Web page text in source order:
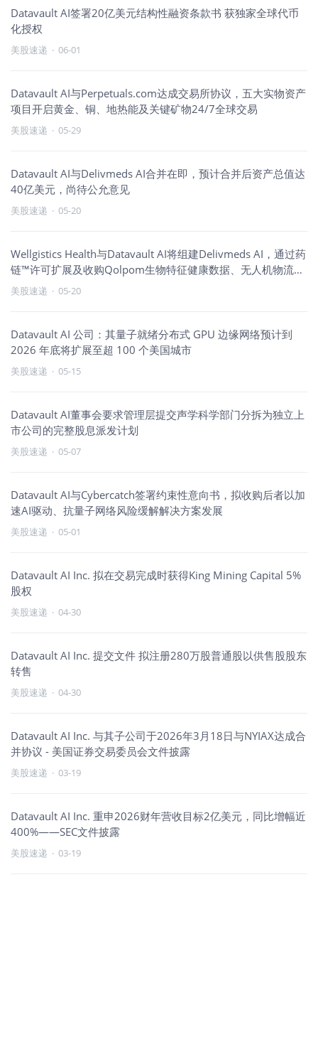
Datavault AI签署20亿美元结构性融资条款书 获独家全球代币
化授权
美股速递 · 06-01
Datavault AI与Perpetuals.com达成交易所协议，五大实物资产
项目开启黄金、铜、地热能及关键矿物24/7全球交易
美股速递 · 05-29
Datavault AI与Delivmeds AI合并在即，预计合并后资产总值达
40亿美元，尚待公允意见
美股速递 · 05-20
Wellgistics Health与Datavault AI将组建Delivmeds AI，通过药
链™许可扩展及收购Qolpom生物特征健康数据、无人机物流知
识产权与Tollo Health多数股权
美股速递 · 05-20
Datavault AI 公司：其量子就绪分布式 GPU 边缘网络预计到
2026 年底将扩展至超 100 个美国城市
美股速递 · 05-15
Datavault AI董事会要求管理层提交声学科学部门分拆为独立上
市公司的完整股息派发计划
美股速递 · 05-07
Datavault AI与Cybercatch签署约束性意向书，拟收购后者以加
速AI驱动、抗量子网络风险缓解解决方案发展
美股速递 · 05-01
Datavault AI Inc. 拟在交易完成时获得King Mining Capital 5%
股权
美股速递 · 04-30
Datavault AI Inc. 提交文件 拟注册280万股普通股以供售股股东
转售
美股速递 · 04-30
Datavault AI Inc. 与其子公司于2026年3月18日与NYIAX达成合
并协议 - 美国证券交易委员会文件披露
美股速递 · 03-19
Datavault AI Inc. 重申2026财年营收目标2亿美元，同比增幅近
400%——SEC文件披露
美股速递 · 03-19